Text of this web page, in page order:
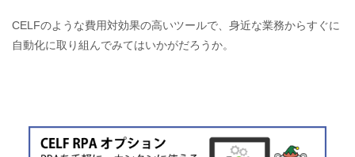
CELFのような費用対効果の高いツールで、身近な業務からすぐに
自動化に取り組んでみてはいかがだろうか。